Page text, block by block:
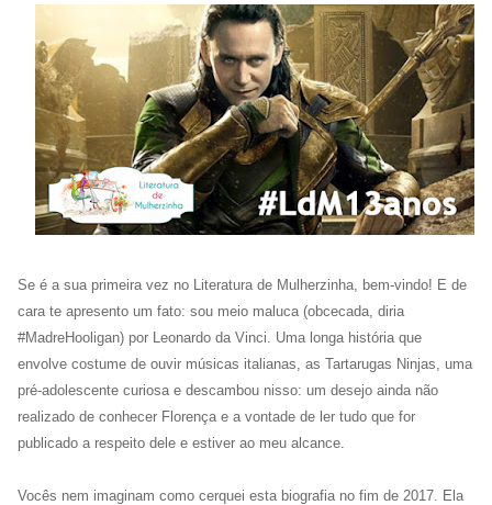
Se é a sua primeira vez no Literatura de Mulherzinha, bem-vindo! E de
cara te apresento um fato: sou meio maluca (obcecada, diria
#MadreHooligan) por Leonardo da Vinci. Uma longa história que
envolve costume de ouvir músicas italianas, as Tartarugas Ninjas, uma
pré-adolescente curiosa e descambou nisso: um desejo ainda não
realizado de conhecer Florença e a vontade de ler tudo que for
publicado a respeito dele e estiver ao meu alcance.
Vocês nem imaginam como cerquei esta biografia no fim de 2017. Ela